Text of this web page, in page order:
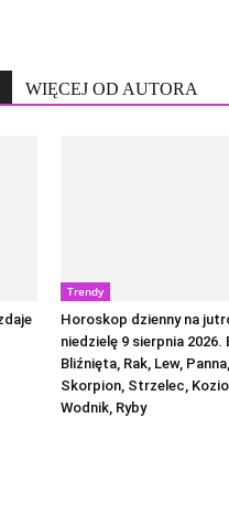
WIĘCEJ OD AUTORA
Trendy
Horoskop dzienny na
niedzielę 9 sierpnia 2026.
Bliźnięta, Rak, Lew,
Skorpion, Strzelec,
Wodnik, Ryby